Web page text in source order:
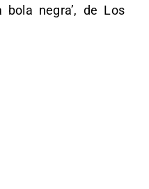
bola negra’, de Los